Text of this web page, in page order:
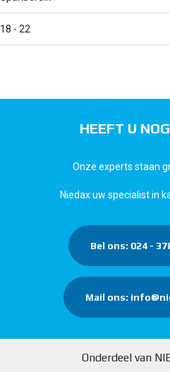
18 - 22
HEEFT U
Onze experts staan
Niedax uw specialist in
Bel ons: 024 -
Mail ons:
Onderdeel van